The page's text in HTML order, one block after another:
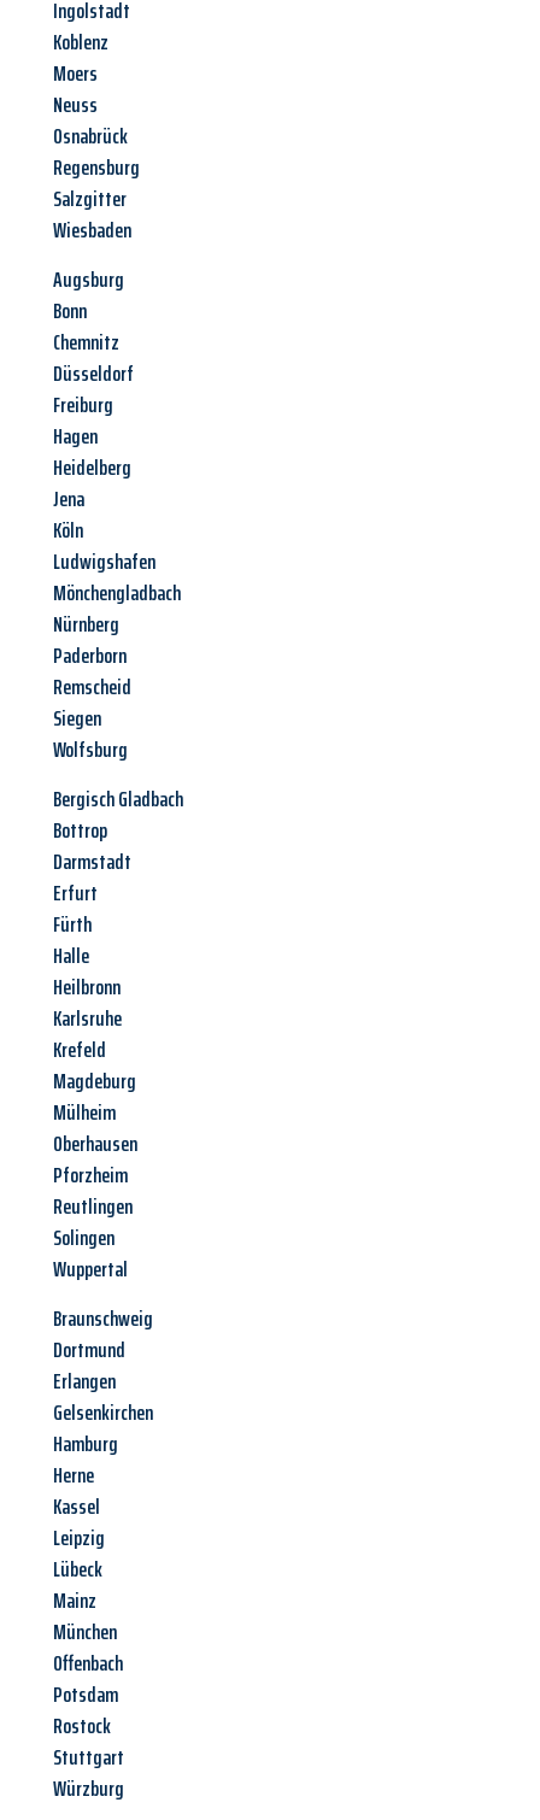
Ingolstadt
Koblenz
Moers
Neuss
Osnabrück
Regensburg
Salzgitter
Wiesbaden
Augsburg
Bonn
Chemnitz
Düsseldorf
Freiburg
Hagen
Heidelberg
Jena
Köln
Ludwigshafen
Mönchengladbach
Nürnberg
Paderborn
Remscheid
Siegen
Wolfsburg
Bergisch Gladbach
Bottrop
Darmstadt
Erfurt
Fürth
Halle
Heilbronn
Karlsruhe
Krefeld
Magdeburg
Mülheim
Oberhausen
Pforzheim
Reutlingen
Solingen
Wuppertal
Braunschweig
Dortmund
Erlangen
Gelsenkirchen
Hamburg
Herne
Kassel
Leipzig
Lübeck
Mainz
München
Offenbach
Potsdam
Rostock
Stuttgart
Würzburg